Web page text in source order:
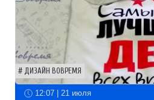
ДИЗАЙН ВОВРЕМЯ
12:07 | 21 июля